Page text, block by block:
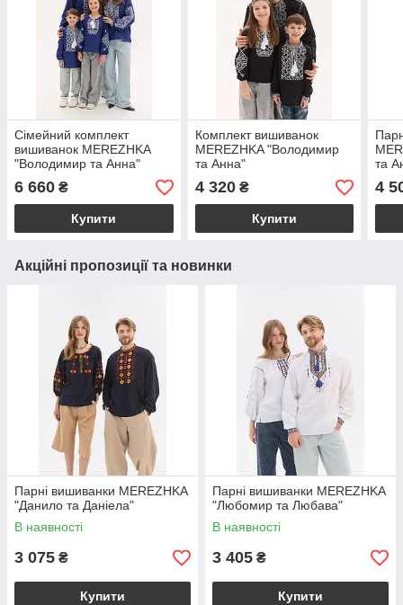
Сімейний комплект
вишиванок MEREZHKA
"Володимир та Анна"
6 660 ₴
Купити
Комплект вишиванок
MEREZHKA "Володимир
та Анна"
4 320₴
Купити
та
4
Акційні пропозиції та новинки
Парні вишиванки MEREZHKA
"Данило та Даніела"
В наявності
3 075 ₴
Купити
Парні вишиванки MEREZHKA
"Любомир та Любава"
В наявності
3 405 ₴
Купити